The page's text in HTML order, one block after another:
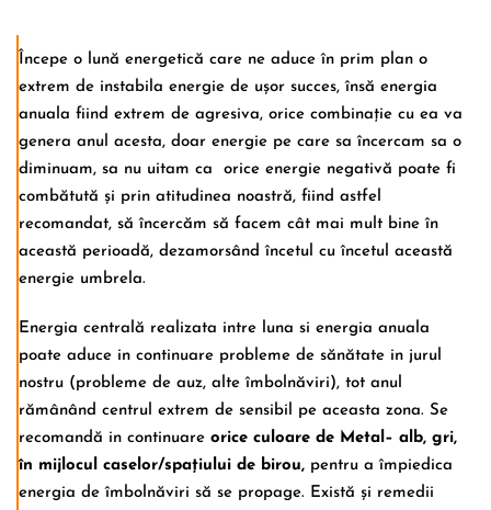
Începe o lună energetică care ne aduce în prim plan o
extrem de instabila energie de ușor succes, însă energia
anuala fiind extrem de agresiva, orice combinație cu ea va
genera anul acesta, doar energie pe care sa încercam sa o
diminuam, sa nu uitam ca orice energie negativă poate fi
combătută și prin atitudinea noastră, fiind astfel
recomandat, să încercăm să facem cât mai mult bine în
această perioadă, dezamorsând încetul cu încetul această
energie umbrela.
Energia centrală realizata intre luna si energia anuala
poate aduce in continuare probleme de sănătate in jurul
nostru (probleme de auz, alte îmbolnăviri), tot anul
rămânând centrul extrem de sensibil pe aceasta zona. Se
recomandă in continuare orice culoare de Metal– alb, gri,
în mijlocul caselor/spațiului de birou, pentru a împiedica
energia de îmbolnăviri să se propage. Există și remedii